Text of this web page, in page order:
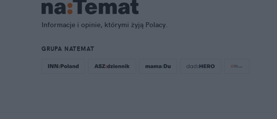
Informacje i opinie, którymi żyją Polacy.
GRUPA NATEMAT